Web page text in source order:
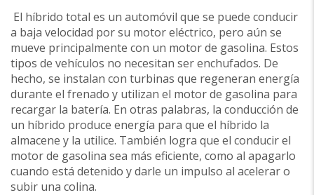
El híbrido total es un automóvil que se puede conducir
a baja velocidad por su motor eléctrico, pero aún se
mueve principalmente con un motor de gasolina. Estos
tipos de vehículos no necesitan ser enchufados. De
hecho, se instalan con turbinas que regeneran energía
durante el frenado y utilizan el motor de gasolina para
recargar la batería. En otras palabras, la conducción de
un híbrido produce energía para que el híbrido la
almacene y la utilice. También logra que el conducir el
motor de gasolina sea más eficiente, como al apagarlo
cuando está detenido y darle un impulso al acelerar o
subir una colina.